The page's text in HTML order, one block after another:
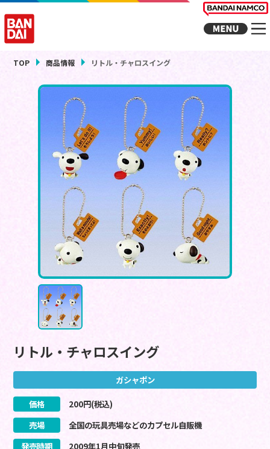
TOP 商品情報 リトル・チャロスイング
リトル・チャロスイング
ガシャポン
価格 200円(税込)
売場
全国の玩具売場などのカプセル自販機
発売時期
2009年1月中旬発売